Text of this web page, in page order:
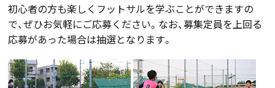
初心者の方も楽しくフットサルを学ぶことができますの
で、ぜひお気軽にご応募ください。なお、募集定員を上回る
応募があった場合は抽選となります。